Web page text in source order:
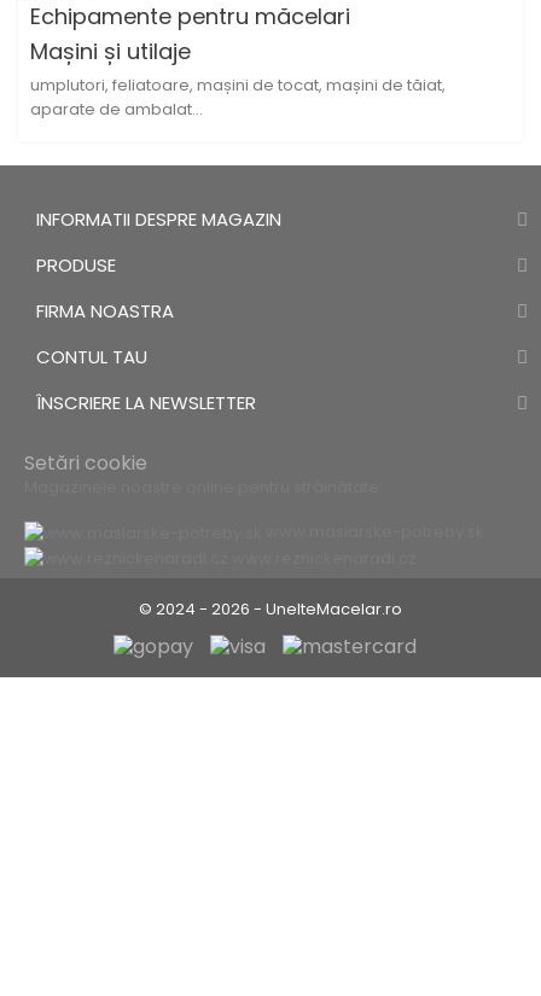
Echipamente pentru măcelari
Mașini și utilaje
umplutori, feliatoare, mașini de tocat, mașini de tăiat,
aparate de ambalat...
INFORMATII DESPRE MAGAZIN
PRODUSE
FIRMA NOASTRA
CONTUL TAU
ÎNSCRIERE LA NEWSLETTER
Setări cookie
© 2024 - 2026 - UnelteMacelar.ro